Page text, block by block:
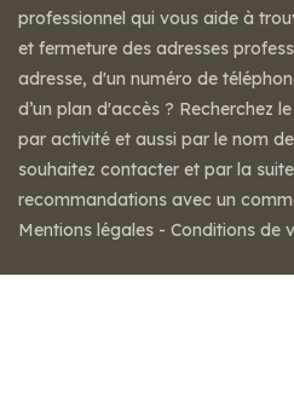
professionnel qui vous aide à
et fermeture des adresses
adresse, d'un numéro de
d’un plan d'accès ? Recherchez
par activité et aussi par le nom
souhaitez contacter et par la
recommandations avec un
Mentions légales - Conditions de